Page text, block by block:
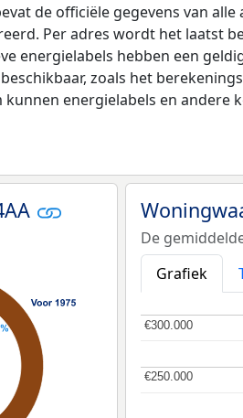
de officiële gegevens van
Per adres wordt het laatst
energielabels hebben een
zoals het
energielabels en
De
Grafiek
€250.000
€250.000
€300.000
€300.000